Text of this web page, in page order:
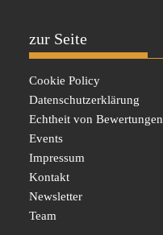
zur Seite
Cookie Policy
Datenschutzerklärung
Echtheit von Bewertungen
Events
Impressum
Kontakt
Newsletter
Team